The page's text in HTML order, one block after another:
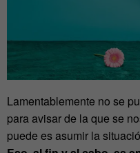
Lamentablemente no se
para avisar de la que se
puede es asumir la